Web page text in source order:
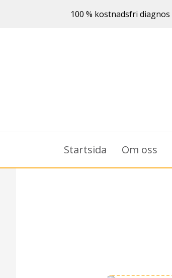
100 % kostnadsfri diagnos
Startsida Om oss